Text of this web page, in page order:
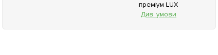
преміум LUX
Див. умови